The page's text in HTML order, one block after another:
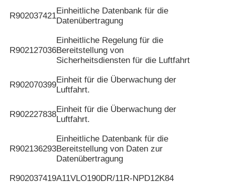
R902037421
Einheitliche Datenbank für die
Datenübertragung
R902127036
Einheitliche Regelung für die
Bereitstellung von
Sicherheitsdiensten für die Luftfahrt
R902070399
Einheit für die Überwachung der
Luftfahrt.
R902227838
Einheit für die Überwachung der
Luftfahrt.
R902136293
Einheitliche Datenbank für die
Bereitstellung von Daten zur
Datenübertragung
R902037419A11VLO190DR/11R-NPD12K84